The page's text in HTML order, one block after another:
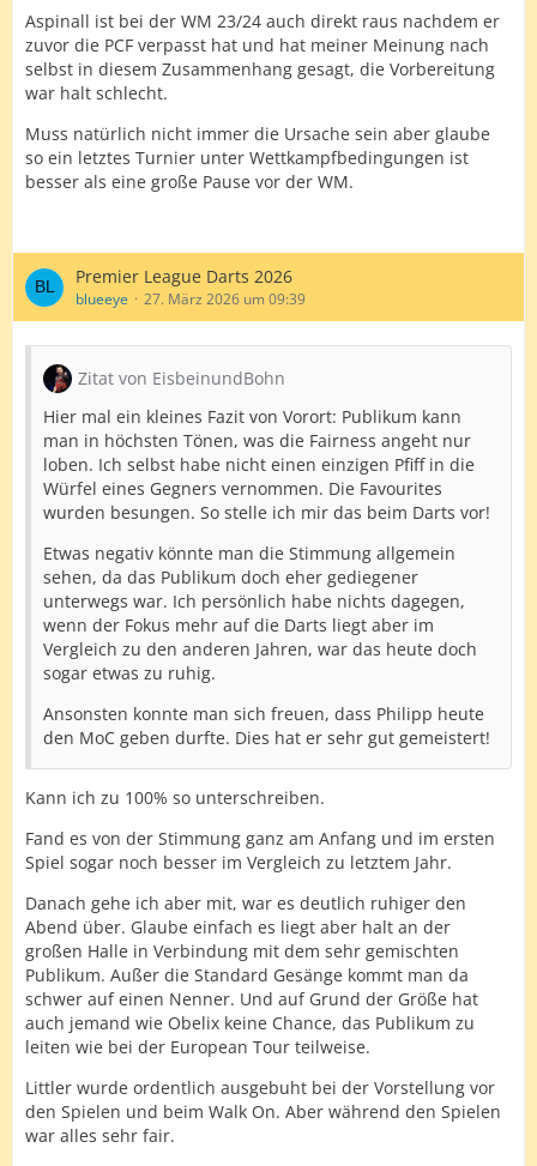
Aspinall ist bei der WM 23/24 auch direkt raus nachdem er
zuvor die PCF verpasst hat und hat meiner Meinung nach
selbst in diesem Zusammenhang gesagt, die Vorbereitung
war halt schlecht.
Muss natürlich nicht immer die Ursache sein aber glaube
so ein letztes Turnier unter Wettkampfbedingungen ist
besser als eine große Pause vor der WM.
Premier League Darts 2026
blueeye 27. März 2026 um 09:39
Zitat von EisbeinundBohn
Hier mal ein kleines Fazit von Vorort: Publikum kann
man in höchsten Tönen, was die Fairness angeht nur
loben. Ich selbst habe nicht einen einzigen Pfiff in die
Würfel eines Gegners vernommen. Die Favourites
wurden besungen. So stelle ich mir das beim Darts vor!
Etwas negativ könnte man die Stimmung allgemein
sehen, da das Publikum doch eher gediegener
unterwegs war. Ich persönlich habe nichts dagegen,
wenn der Fokus mehr auf die Darts liegt aber im
Vergleich zu den anderen Jahren, war das heute doch
sogar etwas zu ruhig.
Ansonsten konnte man sich freuen, dass Philipp heute
den MoC geben durfte. Dies hat er sehr gut gemeistert!
Kann ich zu 100% so unterschreiben.
Fand es von der Stimmung ganz am Anfang und im ersten
Spiel sogar noch besser im Vergleich zu letztem Jahr.
Danach gehe ich aber mit, war es deutlich ruhiger den
Abend über. Glaube einfach es liegt aber halt an der
großen Halle in Verbindung mit dem sehr gemischten
Publikum. Außer die Standard Gesänge kommt man da
schwer auf einen Nenner. Und auf Grund der Größe hat
auch jemand wie Obelix keine Chance, das Publikum zu
leiten wie bei der European Tour teilweise.
Littler wurde ordentlich ausgebuht bei der Vorstellung vor
den Spielen und beim Walk On. Aber während den Spielen
war alles sehr fair.